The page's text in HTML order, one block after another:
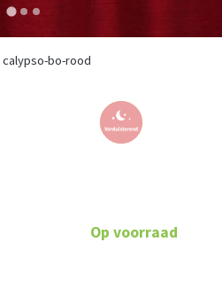
calypso-bo-rood
Op voorraad